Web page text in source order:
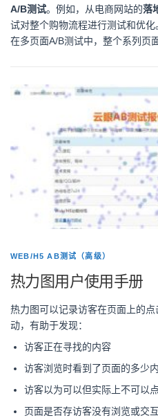
A/B测试。例如，从电商网站的落
试对整个购物流程进行测试和优化
在多页面A/B测试中，整个系列页
WEB/H5 AB测试（高级）
热力图用户使用手册
热力图可以记录访客在页面上的
动，有助于发现：
访客正在寻找的内容
访客浏览时看到了页面的多少
访客以为可以但实际上不可以
页面是否存访客没有浏览或交